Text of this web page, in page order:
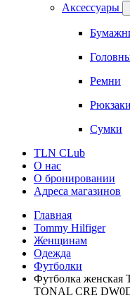
Аксессуары
Ремни
Рюкзаки
Сумки
TLN CLub
О нас
О бронировании
Адреса магазинов
Главная
Tommy Hilfiger
Женщинам
Одежда
Футболки
Футболка
TONAL CRE